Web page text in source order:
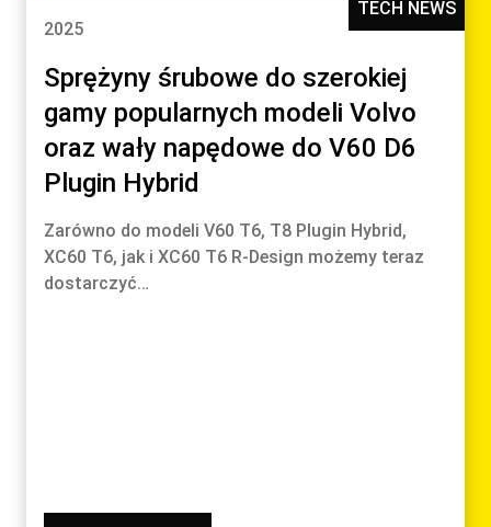
TECH NEWS
2025
Sprężyny śrubowe do szerokiej
gamy popularnych modeli Volvo
oraz wały napędowe do V60 D6
Plugin Hybrid
Zarówno do modeli V60 T6, T8 Plugin Hybrid,
XC60 T6, jak i XC60 T6 R-Design możemy teraz
dostarczyć…